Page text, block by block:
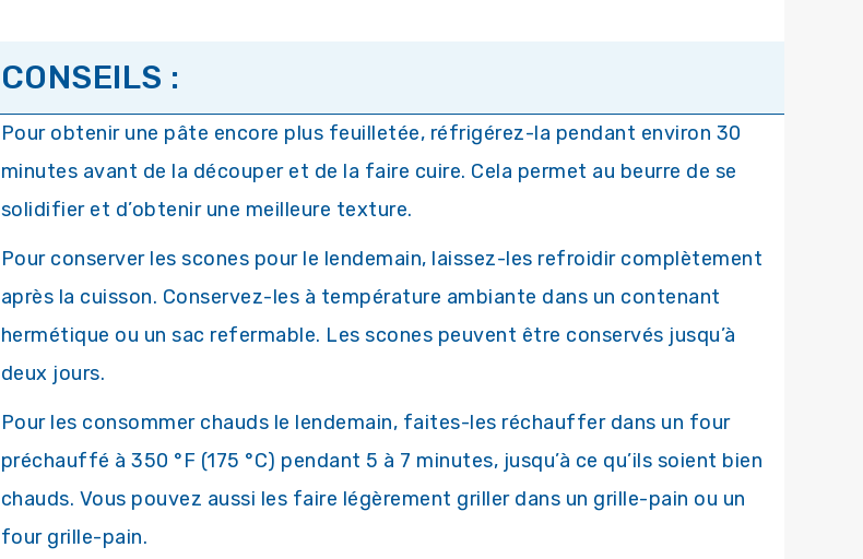
CONSEILS :
Pour obtenir une pâte encore plus feuilletée, réfrigérez-la pendant environ 30
minutes avant de la découper et de la faire cuire. Cela permet au beurre de se
solidifier et d’obtenir une meilleure texture.
Pour conserver les scones pour le lendemain, laissez-les refroidir complètement
après la cuisson. Conservez-les à température ambiante dans un contenant
hermétique ou un sac refermable. Les scones peuvent être conservés jusqu’à
deux jours.
Pour les consommer chauds le lendemain, faites-les réchauffer dans un four
préchauffé à 350 °F (175 °C) pendant 5 à 7 minutes, jusqu’à ce qu’ils soient bien
chauds. Vous pouvez aussi les faire légèrement griller dans un grille-pain ou un
four grille-pain.